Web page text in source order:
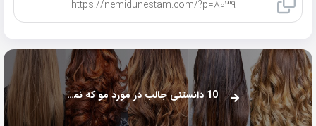
10 دانستنی جالب در مورد مو که نمی دانستید!